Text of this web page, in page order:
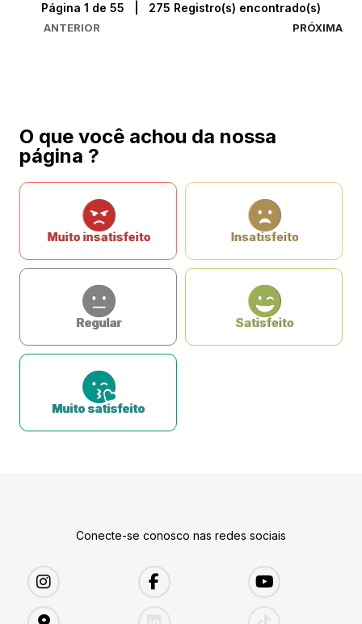
ANTERIOR
Página 1 de 55 | 275 Registro(s) encontrado(s)
PRÓXIMA
O que você achou da nossa
página ?
Muito insatisfeito Insatisfeito
Regular Satisfeito
Muito satisfeito
Conecte-se conosco nas redes sociais